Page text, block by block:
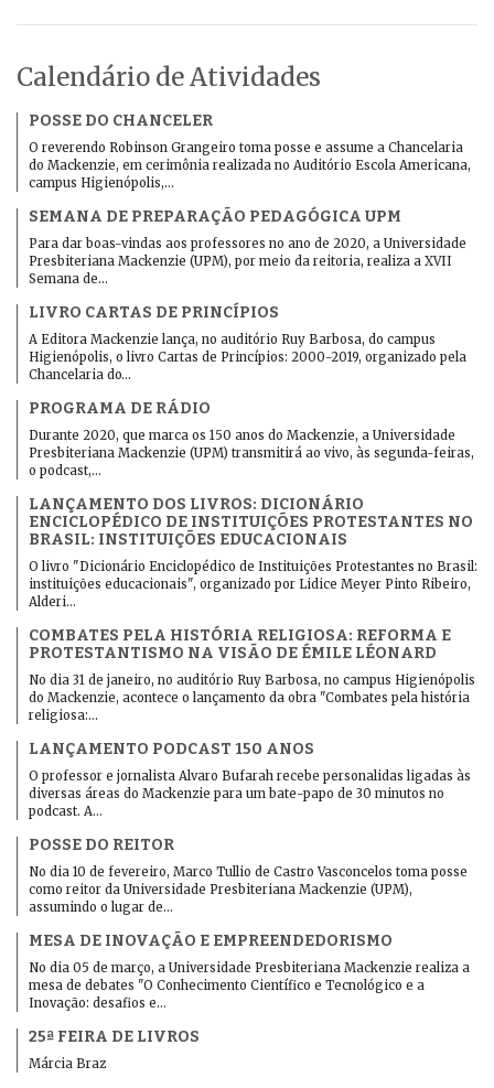
Calendário de Atividades
POSSE DO CHANCELER
O reverendo Robinson Grangeiro toma posse e assume a Chancelaria
do Mackenzie, em cerimônia realizada no Auditório Escola Americana,
campus Higienópolis,…
SEMANA DE PREPARAÇÃO PEDAGÓGICA UPM
Para dar boas-vindas aos professores no ano de 2020, a Universidade
Presbiteriana Mackenzie (UPM), por meio da reitoria, realiza a XVII
Semana de…
LIVRO CARTAS DE PRINCÍPIOS
A Editora Mackenzie lança, no auditório Ruy Barbosa, do campus
Higienópolis, o livro Cartas de Princípios: 2000-2019, organizado pela
Chancelaria do…
PROGRAMA DE RÁDIO
Durante 2020, que marca os 150 anos do Mackenzie, a Universidade
Presbiteriana Mackenzie (UPM) transmitirá ao vivo, às segunda-feiras,
o podcast,…
LANÇAMENTO DOS LIVROS: DICIONÁRIO
ENCICLOPÉDICO DE INSTITUIÇÕES PROTESTANTES NO
BRASIL: INSTITUIÇÕES EDUCACIONAIS
O livro "Dicionário Enciclopédico de Instituições Protestantes no Brasil:
instituições educacionais", organizado por Lidice Meyer Pinto Ribeiro,
Alderi…
COMBATES PELA HISTÓRIA RELIGIOSA: REFORMA E
PROTESTANTISMO NA VISÃO DE ÉMILE LÉONARD
No dia 31 de janeiro, no auditório Ruy Barbosa, no campus Higienópolis
do Mackenzie, acontece o lançamento da obra "Combates pela história
religiosa:…
LANÇAMENTO PODCAST 150 ANOS
O professor e jornalista Alvaro Bufarah recebe personalidas ligadas às
diversas áreas do Mackenzie para um bate-papo de 30 minutos no
podcast. A…
POSSE DO REITOR
No dia 10 de fevereiro, Marco Tullio de Castro Vasconcelos toma posse
como reitor da Universidade Presbiteriana Mackenzie (UPM),
assumindo o lugar de…
MESA DE INOVAÇÃO E EMPREENDEDORISMO
No dia 05 de março, a Universidade Presbiteriana Mackenzie realiza a
mesa de debates "O Conhecimento Científico e Tecnológico e a
Inovação: desafios e…
25ª FEIRA DE LIVROS
Márcia Braz